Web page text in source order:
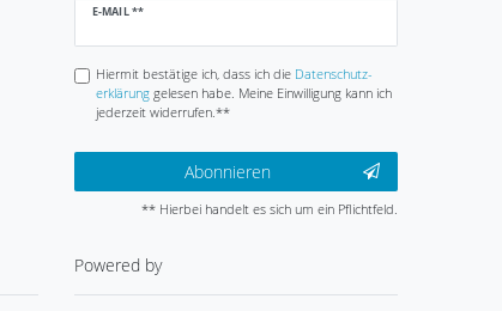
E-MAIL **
Newsletter
Hiermit bestätige ich, dass ich die Daten­schutz­
erklärunggelesen habe. Meine Einwilligung kann ich
jederzeit widerrufen.**
Abonnieren
** Hierbei handelt es sich um ein Pflichtfeld.
Powered by